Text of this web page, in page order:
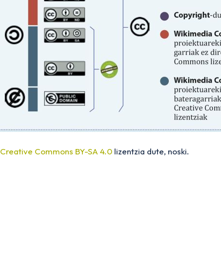
Creative Commons BY-SA 4.0 lizentzia dute, noski.